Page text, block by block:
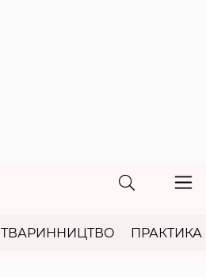
ТВАРИННИЦТВО ПРАКТИКА